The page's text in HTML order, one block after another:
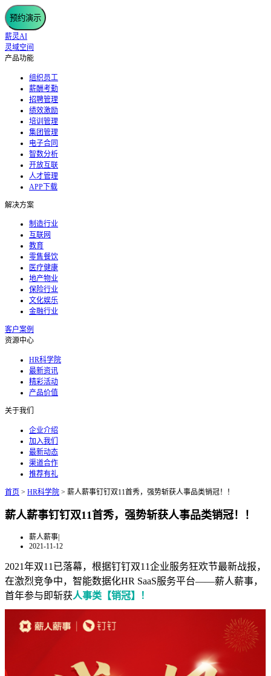
预约演示
薪灵AI
灵域空间
产品功能
组织员工
薪酬考勤
招聘管理
绩效激励
培训管理
集团管理
电子合同
智数分析
开放互联
人才管理
APP下载
解决方案
制造行业
互联网
教育
零售餐饮
医疗健康
地产物业
保险行业
文化娱乐
金融行业
客户案例
资源中心
HR科学院
最新资讯
精彩活动
产品价值
关于我们
企业介绍
加入我们
最新动态
渠道合作
推荐有礼
首页 > HR科学院 > 薪人薪事钉钉双11首秀，强势斩获人事品类销冠！！
薪人薪事钉钉双11首秀，强势斩获人事品类销冠！！
薪人薪事|
2021-11-12
2021年双11已落幕，根据钉钉双11企业服务狂欢节最新战报，
在激烈竞争中，智能数据化HR SaaS服务平台——薪人薪事，
首年参与即斩获人事类【销冠】！